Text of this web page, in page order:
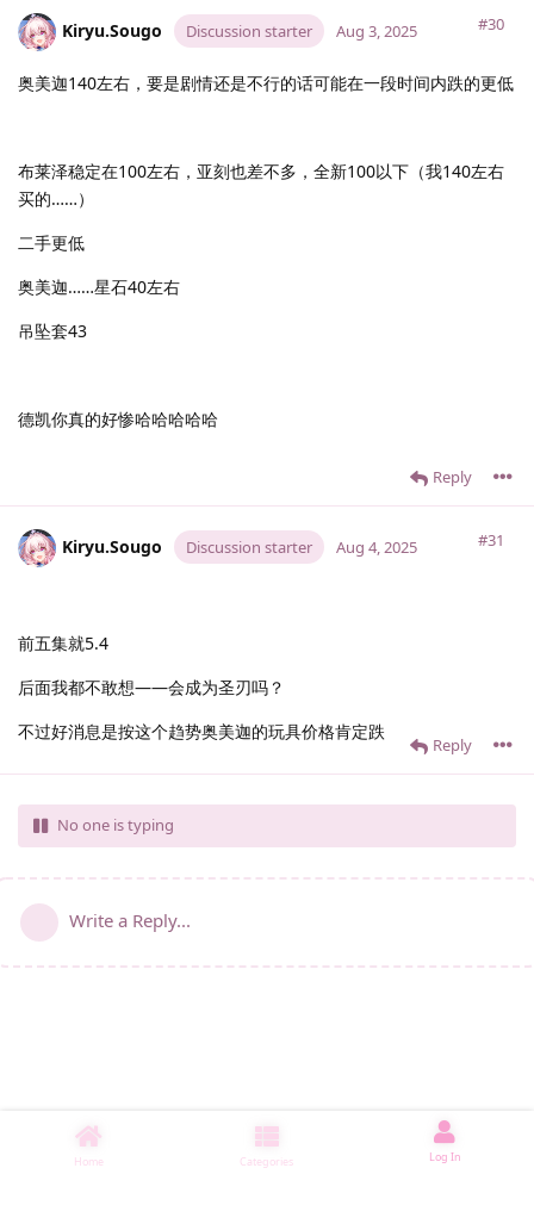
Kiryu.​Sougo Discussion starter #30
Aug 3, 2025
奥美迦140左右，要是剧情还是不行的话可能在一段时间内跌的更低
布莱泽稳定在100左右，亚刻也差不多，全新100以下（我140左右
买的……）
二手更低
奥美迦……星石40左右
吊坠套43
德凯你真的好惨哈哈哈哈哈
Reply
Kiryu.​Sougo Discussion starter #31
Aug 4, 2025
前五集就5.4
后面我都不敢想——会成为圣刃吗？
不过好消息是按这个趋势奥美迦的玩具价格肯定跌
Reply
No one is typing
Write a Reply...
Home Categories Log In